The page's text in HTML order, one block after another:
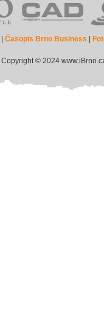
|Časopis Brno Business
Copyright © 2024